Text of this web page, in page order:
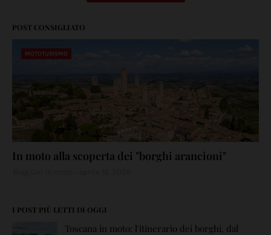
POST CONSIGLIATO
MOTOTURISMO
In moto alla scoperta dei "borghi arancioni"
I POST PIÙ LETTI DI OGGI
Toscana in moto: l'itinerario dei borghi, dal